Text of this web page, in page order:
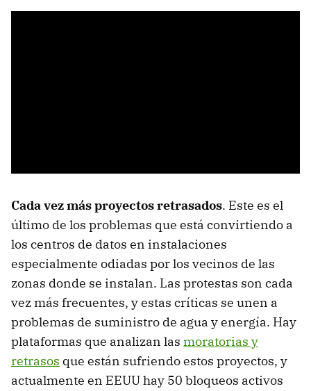
Cada vez más proyectos retrasados. Este es el
último de los problemas que está convirtiendo a
los centros de datos en instalaciones
especialmente odiadas por los vecinos de las
zonas donde se instalan. Las protestas son cada
vez más frecuentes, y estas críticas se unen a
problemas de suministro de agua y energía. Hay
plataformas que analizan las moratorias y
retrasos que están sufriendo estos proyectos, y
actualmente en EEUU hay 50 bloqueos activos